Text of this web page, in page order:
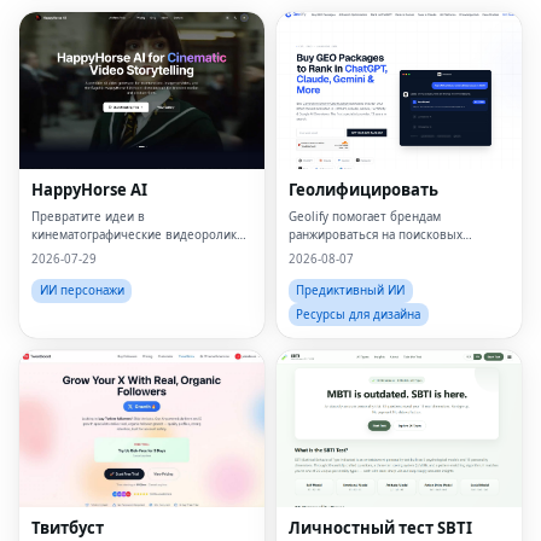
HappyHorse AI
Превратите идеи в
кинематографические видеоролики
за считанные минуты
2026-07-29
ИИ персонажи
Геолифицировать
Geolify помогает брендам
ранжироваться на поисковых
платформах искусственного
Gemini, Claude и Perplexity,
посредством генеративной
оптимизации двигателя (GEO).
2026-08-07
Предиктивный ИИ
Ресурсы для дизайна
Твитбуст Личностный тест SBTI